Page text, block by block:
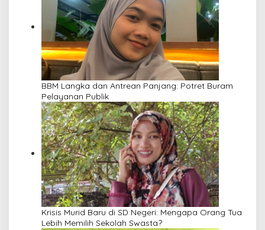
BBM Langka dan Antrean Panjang: Potret Buram
Pelayanan Publik
Krisis Murid Baru di SD Negeri: Mengapa Orang Tua
Lebih Memilih Sekolah Swasta?